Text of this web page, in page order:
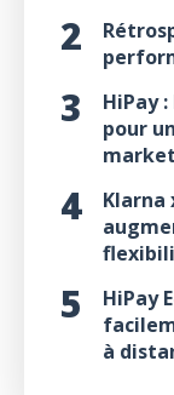
HiPay
pour
Klarna
HiPay
à